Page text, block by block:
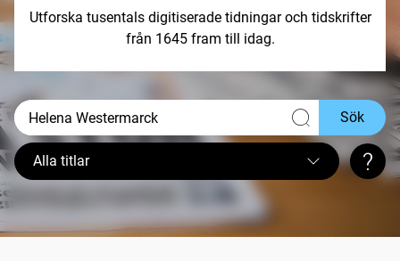
Utforska tusentals digitiserade tidningar och tidskrifter
från 1645 fram till idag.
Alla titlar
Sök